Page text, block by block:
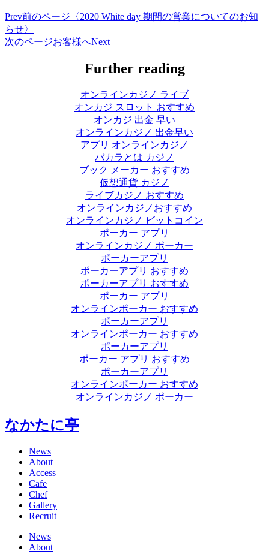
Prev前のページ 〈2020 White day 期間の営業についてのお知
らせ〉
次のページお客様へNext
Further reading
オンラインカジノ ライブ
オンカジ スロット おすすめ
オンカジ 出金 早い
オンラインカジノ 出金早い
アプリ オンラインカジノ
バカラとは カジノ
ブック メーカー おすすめ
仮想通貨 カジノ
ライブカジノ おすすめ
オンラインカジノおすすめ
オンラインカジノ ビットコイン
ポーカー アプリ
オンラインカジノ ポーカー
ポーカーアプリ
ポーカーアプリ おすすめ
ポーカーアプリ おすすめ
ポーカー アプリ
オンラインポーカー おすすめ
ポーカーアプリ
オンラインポーカー おすすめ
ポーカーアプリ
ポーカー アプリ おすすめ
ポーカーアプリ
オンラインポーカー おすすめ
オンラインカジノ ポーカー
なかたに亭
News
About
Access
Cafe
Chef
Gallery
Recruit
News
About